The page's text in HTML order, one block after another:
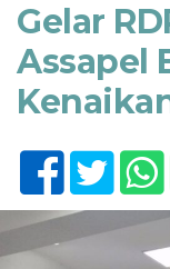
Gelar
Assapel